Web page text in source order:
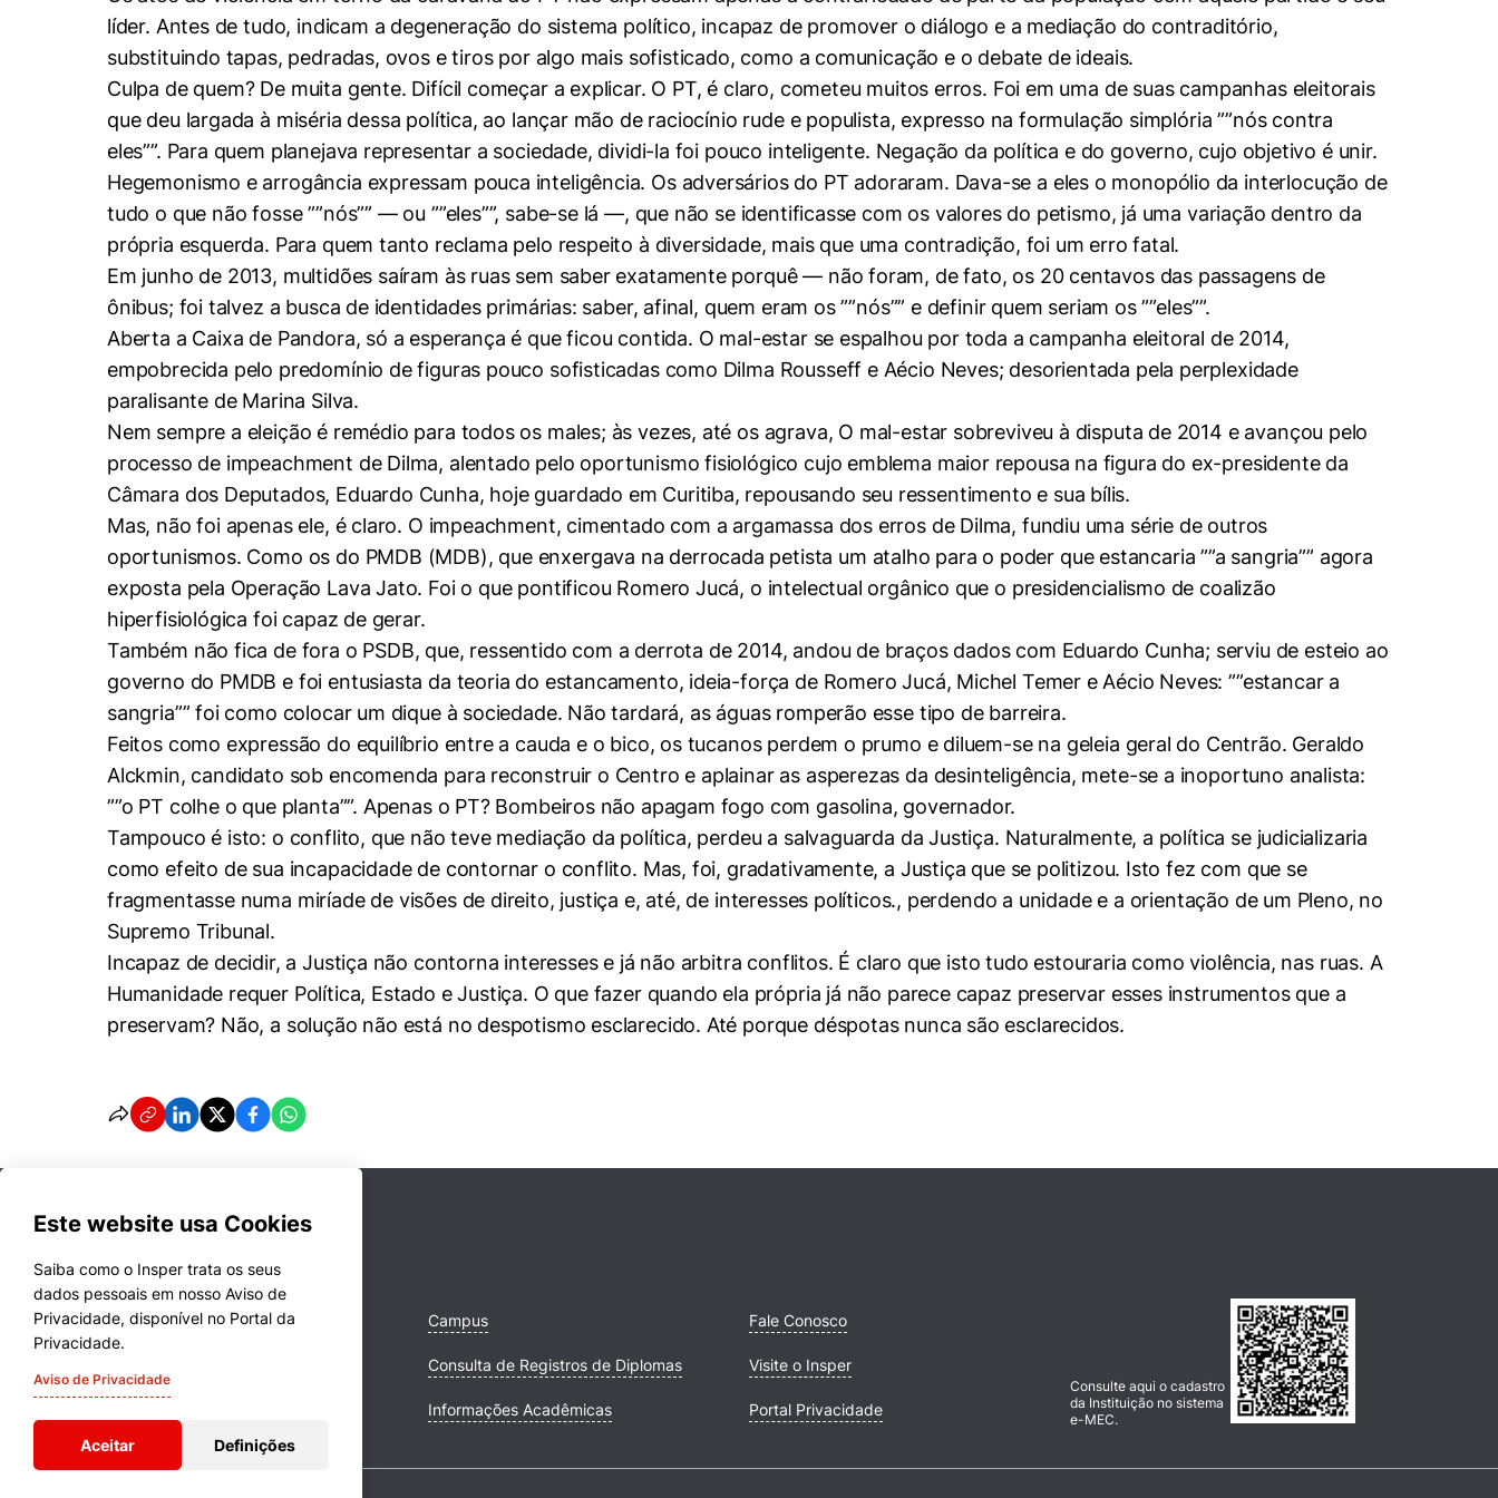
Conhecimento
Hub de Inovação e
Empreendedorismo
Women in Action
Trabalhe conosco
Sala de Imprensa
Repositório Institucional
Pesquisa na Graduação
Seminários Acadêmicos
Comitê de Ética em
Pesquisa
Linkedin
líder. Antes de tudo, indicam a degeneração do sistema político, incapaz de promover o diálogo e a mediação do contraditório,
substituindo tapas, pedradas, ovos e tiros por algo mais sofisticado, como a comunicação e o debate de ideais.
Culpa de quem? De muita gente. Difícil começar a explicar. O PT, é claro, cometeu muitos erros. Foi em uma de suas campanhas eleitorais
que deu largada à miséria dessa política, ao lançar mão de raciocínio rude e populista, expresso na formulação simplória ””nós contra
eles””. Para quem planejava representar a sociedade, dividi-la foi pouco inteligente. Negação da política e do governo, cujo objetivo é unir.
Hegemonismo e arrogância expressam pouca inteligência. Os adversários do PT adoraram. Dava-se a eles o monopólio da interlocução de
tudo o que não fosse ””nós”” — ou ””eles””, sabe-se lá —, que não se identificasse com os valores do petismo, já uma variação dentro da
própria esquerda. Para quem tanto reclama pelo respeito à diversidade, mais que uma contradição, foi um erro fatal.
Em junho de 2013, multidões saíram às ruas sem saber exatamente porquê — não foram, de fato, os 20 centavos das passagens de
ônibus; foi talvez a busca de identidades primárias: saber, afinal, quem eram os ””nós”” e definir quem seriam os ””eles””.
Aberta a Caixa de Pandora, só a esperança é que ficou contida. O mal-estar se espalhou por toda a campanha eleitoral de 2014,
empobrecida pelo predomínio de figuras pouco sofisticadas como Dilma Rousseff e Aécio Neves; desorientada pela perplexidade
paralisante de Marina Silva.
Nem sempre a eleição é remédio para todos os males; às vezes, até os agrava, O mal-estar sobreviveu à disputa de 2014 e avançou pelo
processo de impeachment de Dilma, alentado pelo oportunismo fisiológico cujo emblema maior repousa na figura do ex-presidente da
Câmara dos Deputados, Eduardo Cunha, hoje guardado em Curitiba, repousando seu ressentimento e sua bílis.
Mas, não foi apenas ele, é claro. O impeachment, cimentado com a argamassa dos erros de Dilma, fundiu uma série de outros
oportunismos. Como os do PMDB (MDB), que enxergava na derrocada petista um atalho para o poder que estancaria ””a sangria”” agora
exposta pela Operação Lava Jato. Foi o que pontificou Romero Jucá, o intelectual orgânico que o presidencialismo de coalizão
hiperfisiológica foi capaz de gerar.
Também não fica de fora o PSDB, que, ressentido com a derrota de 2014, andou de braços dados com Eduardo Cunha; serviu de esteio ao
governo do PMDB e foi entusiasta da teoria do estancamento, ideia-força de Romero Jucá, Michel Temer e Aécio Neves: ””estancar a
sangria”” foi como colocar um dique à sociedade. Não tardará, as águas romperão esse tipo de barreira.
Feitos como expressão do equilíbrio entre a cauda e o bico, os tucanos perdem o prumo e diluem-se na geleia geral do Centrão. Geraldo
Alckmin, candidato sob encomenda para reconstruir o Centro e aplainar as asperezas da desinteligência, mete-se a inoportuno analista:
””o PT colhe o que planta””. Apenas o PT? Bombeiros não apagam fogo com gasolina, governador.
Tampouco é isto: o conflito, que não teve mediação da política, perdeu a salvaguarda da Justiça. Naturalmente, a política se judicializaria
como efeito de sua incapacidade de contornar o conflito. Mas, foi, gradativamente, a Justiça que se politizou. Isto fez com que se
fragmentasse numa miríade de visões de direito, justiça e, até, de interesses políticos., perdendo a unidade e a orientação de um Pleno, no
Supremo Tribunal.
Incapaz de decidir, a Justiça não contorna interesses e já não arbitra conflitos. É claro que isto tudo estouraria como violência, nas ruas. A
Humanidade requer Política, Estado e Justiça. O que fazer quando ela própria já não parece capaz preservar esses instrumentos que a
preservam? Não, a solução não está no despotismo esclarecido. Até porque déspotas nunca são esclarecidos.
Este website usa Cookies
Saiba como o Insper trata os seus
dados pessoais em nosso Aviso de
Privacidade, disponível no Portal da
Privacidade.
Aviso de Privacidade
Aceitar Definições
Cookies estritamente necessários
Cookies de preferências de usuário
Cursos Campus
Consulta de Registros de Diplomas
Informações Acadêmicas
Fale Conosco
Visite o Insper
Portal Privacidade
Consulte aqui o cadastro
da Instituição no sistema
e-MEC.